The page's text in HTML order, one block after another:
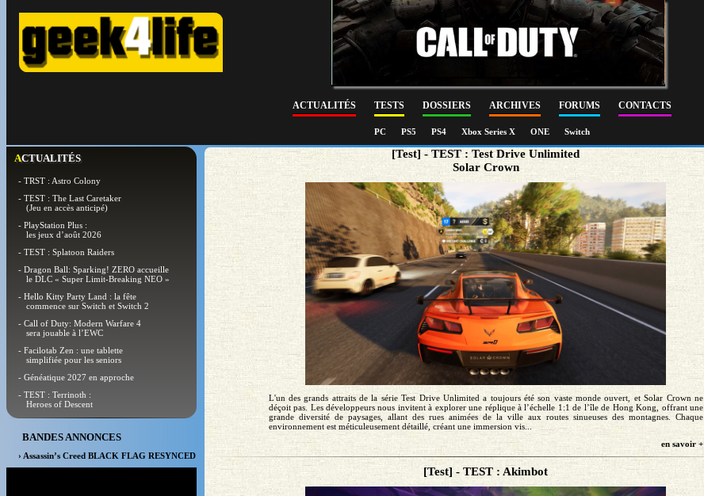
ACTUALITÉS TESTS DOSSIERS ARCHIVES FORUMS CONTACTS
PC PS5 PS4 Xbox Series X ONE Switch
ACTUALITÉS
- TRST : Astro Colony
- TEST : The Last Caretaker
(Jeu en accès anticipé)
- PlayStation Plus :
les jeux d’août 2026
- TEST : Splatoon Raiders
- Dragon Ball: Sparking! ZERO accueille
le DLC « Super Limit-Breaking NEO »
- Hello Kitty Party Land : la fête
commence sur Switch et Switch 2
- Call of Duty: Modern Warfare 4
sera jouable à l’EWC
- Facilotab Zen : une tablette
simplifiée pour les seniors
- Généatique 2027 en approche
- TEST : Terrinoth :
Heroes of Descent
BANDES ANNONCES
› Assassin’s Creed BLACK FLAG RESYNCED
[Test] - TEST : Test Drive Unlimited
Solar Crown
L'un des grands attraits de la série Test Drive Unlimited a toujours été son vaste monde ouvert, et Solar Crown ne
déçoit pas. Les développeurs nous invitent à explorer une réplique à l’échelle 1:1 de l’île de Hong Kong, offrant une
grande diversité de paysages, allant des rues animées de la ville aux routes sinueuses des montagnes. Chaque
environnement est méticuleusement détaillé, créant une immersion vis...
en savoir +
[Test] - TEST : Akimbot